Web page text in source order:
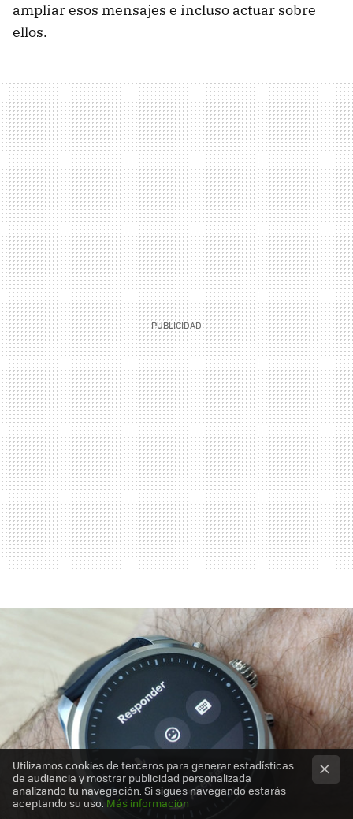
ampliar esos mensajes e incluso actuar sobre
ellos.
Utilizamos cookies de terceros para generar estadísticas
de audiencia y mostrar publicidad personalizada
analizando tu navegación. Si sigues navegando estarás
aceptando su uso. Más información